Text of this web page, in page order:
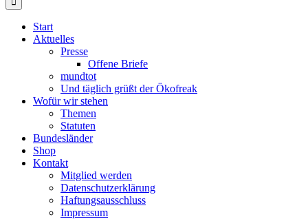
Start
Aktuelles
Presse
Offene Briefe
mundtot
Und täglich grüßt der Ökofreak
Wofür wir stehen
Themen
Statuten
Bundesländer
Shop
Kontakt
Mitglied werden
Datenschutzerklärung
Haftungsausschluss
Impressum